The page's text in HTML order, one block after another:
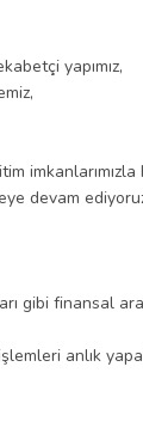
yapımız,
imkanlarımızla
devam
gibi finansal
anlık